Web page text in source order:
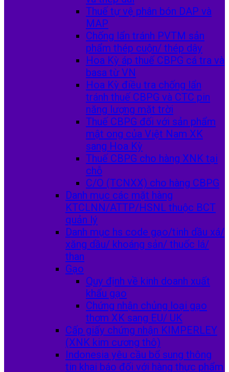
Thuế tự vệ phân bón DAP và
MAP
Chống lẩn tránh PVTM sản
phẩm thép cuộn/ thép dây
Hoa Kỳ áp thuế CBPG cá tra và
basa từ VN
Hoa Kỳ điều tra chống lẩn
tránh thuế CBPG và CTC pin
năng lượng mặt trời
Thuế CBPG đối với sản phẩm
mật ong của Việt Nam XK
sang Hoa Kỳ
Thuế CBPG cho hàng XNK tại
chỗ
C/O (TCNXX) cho hàng CBPG
Danh mục các mặt hàng
KTCLNN/ATTP/HSNL thuộc BCT
quản lý
Danh mục hs code gạo/tinh dầu xá/
xăng dầu/ khoáng sản/ thuốc lá/
than
Gạo
Quy định về kinh doanh xuất
khẩu gạo
Chứng nhận chủng loại gạo
thơm XK sang EU/ UK
Cấp giấy chứng nhận KIMPERLEY
(XNK kim cương thô)
Indonesia yêu cầu bổ sung thông
tin khai báo đối với hàng thực phẩm